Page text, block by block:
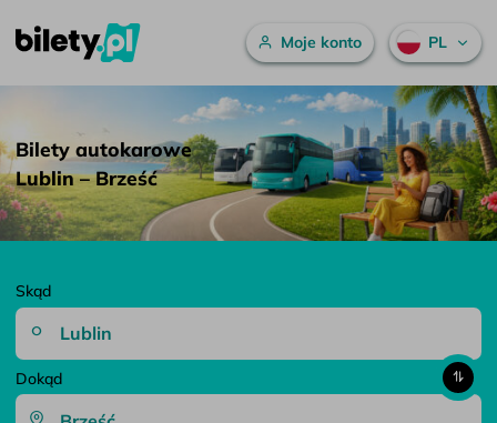
Przejdź do treści
Bilety autokarowe Lublin – Brześć – bilety.pl
Menu główne
Moje konto PL
Bilety autokarowe
Lublin – Brześć
Skąd
Dokąd